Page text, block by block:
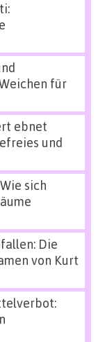
für
ebnet
und
sich
Die
von Kurt